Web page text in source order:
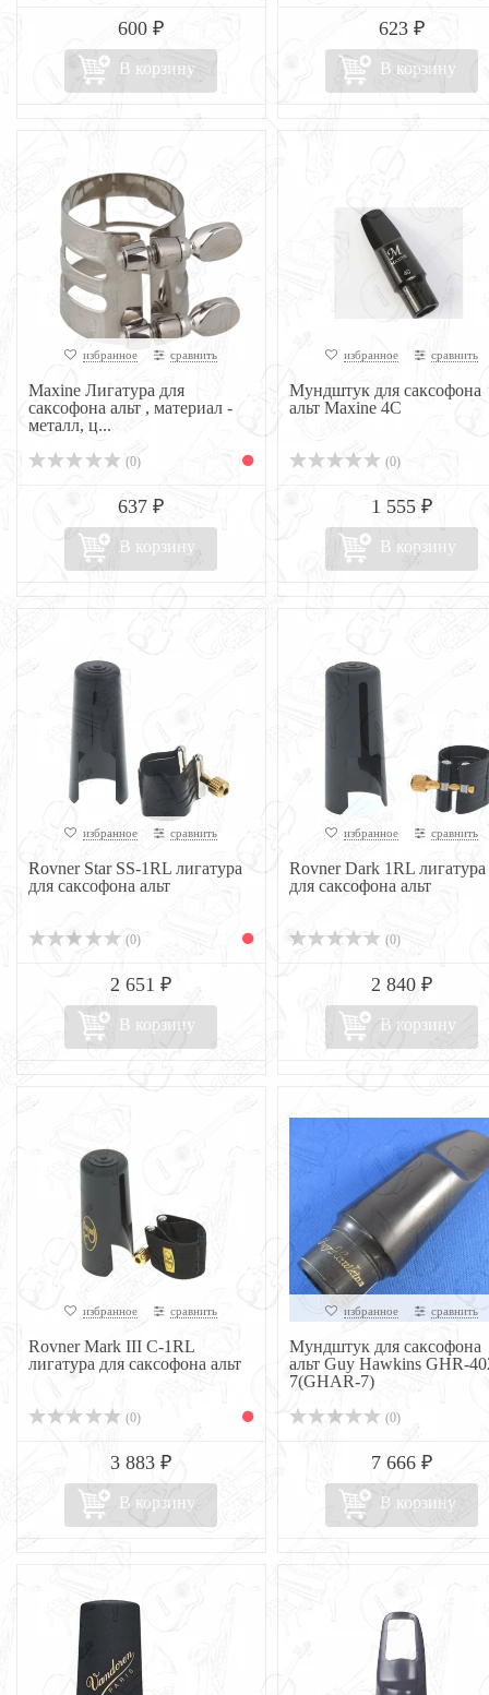
600 ₽
В корзину
623 ₽
В корзину
избранное сравнить
Maxine Лигатура для
саксофона альт , материал -
металл, ц...
(0)
637 ₽
В корзину
избранное сравнить
Мундштук для саксофона
альт Maxine 4C
(0)
1 555 ₽
В корзину
избранное сравнить
Rovner Star SS-1RL лигатура
для саксофона альт
(0)
2 651 ₽
В корзину
избранное сравнить
Rovner Dark 1RL лигатура
для саксофона альт
(0)
2 840 ₽
В корзину
избранное сравнить
Rovner Mark III C-1RL
лигатура для саксофона альт
(0)
3 883 ₽
В корзину
избранное сравнить
Мундштук для саксофона
альт Guy Hawkins GHR-
7(GHAR-7)
(0)
7 666 ₽
В корзину